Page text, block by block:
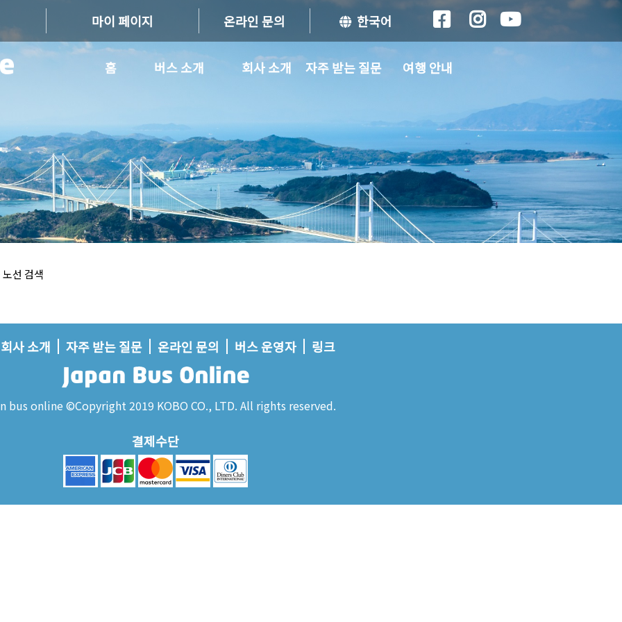
마이 페이지 온라인 문의 한국어
홈 버스 소개 회사 소개 자주 받는 질문 여행 안내
선 검색
회사 소개 자주 받는 질문 온라인 문의 버스 운영자 링크
bus online ©Copyright 2019 KOBO CO., LTD. All rights reserved.
결제수단